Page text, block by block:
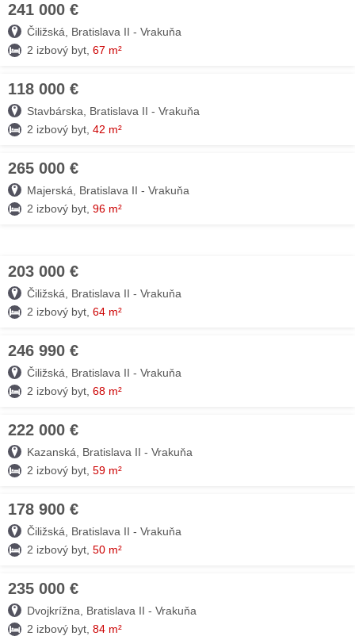
241 000 €
Čiližská, Bratislava II - Vrakuňa
2 izbový byt, 67 m²
118 000 €
Stavbárska, Bratislava II - Vrakuňa
2 izbový byt, 42 m²
265 000 €
Majerská, Bratislava II - Vrakuňa
2 izbový byt, 96 m²
203 000 €
Čiližská, Bratislava II - Vrakuňa
2 izbový byt, 64 m²
246 990 €
Čiližská, Bratislava II - Vrakuňa
2 izbový byt, 68 m²
222 000 €
Kazanská, Bratislava II - Vrakuňa
2 izbový byt, 59 m²
178 900 €
Čiližská, Bratislava II - Vrakuňa
2 izbový byt, 50 m²
235 000 €
Dvojkrížna, Bratislava II - Vrakuňa
2 izbový byt, 84 m²